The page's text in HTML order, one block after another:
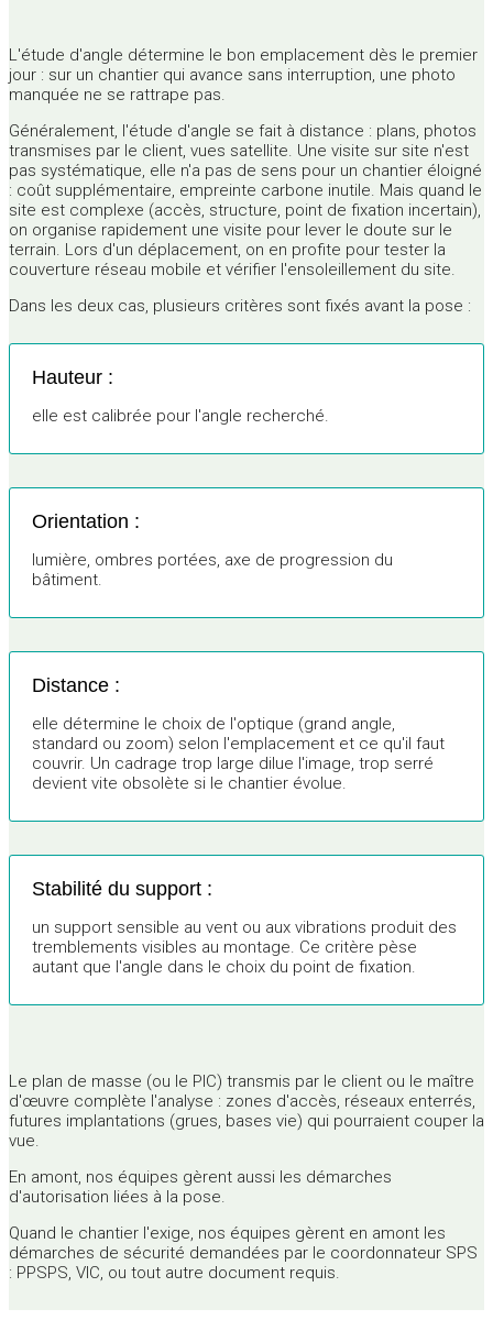
L'étude d'angle détermine le bon emplacement dès le premier
jour : sur un chantier qui avance sans interruption, une photo
manquée ne se rattrape pas.
Généralement, l'étude d'angle se fait à distance : plans, photos
transmises par le client, vues satellite. Une visite sur site n'est
pas systématique, elle n'a pas de sens pour un chantier éloigné
: coût supplémentaire, empreinte carbone inutile. Mais quand le
site est complexe (accès, structure, point de fixation incertain),
on organise rapidement une visite pour lever le doute sur le
terrain. Lors d'un déplacement, on en profite pour tester la
couverture réseau mobile et vérifier l'ensoleillement du site.
Dans les deux cas, plusieurs critères sont fixés avant la pose :
Hauteur :
elle est calibrée pour l'angle recherché.
Orientation :
lumière, ombres portées, axe de progression du
bâtiment.
Distance :
elle détermine le choix de l'optique (grand angle,
standard ou zoom) selon l'emplacement et ce qu'il faut
couvrir. Un cadrage trop large dilue l'image, trop serré
devient vite obsolète si le chantier évolue.
Stabilité du support :
un support sensible au vent ou aux vibrations produit des
tremblements visibles au montage. Ce critère pèse
autant que l'angle dans le choix du point de fixation.
Le plan de masse (ou le PIC) transmis par le client ou le maître
d'œuvre complète l'analyse : zones d'accès, réseaux enterrés,
futures implantations (grues, bases vie) qui pourraient couper la
vue.
En amont, nos équipes gèrent aussi les démarches
d'autorisation liées à la pose.
Quand le chantier l'exige, nos équipes gèrent en amont les
démarches de sécurité demandées par le coordonnateur SPS
: PPSPS, VIC, ou tout autre document requis.